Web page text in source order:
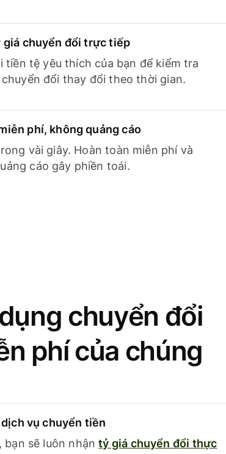
giá chuyển đổi trực tiếp
tiền tệ yêu thích của bạn để kiểm tra
đổi thay đổi theo thời gian.
phí, không quảng cáo
vài giây. Hoàn toàn miễn phí và
cáo gây phiền toái.
chuyển đổi
phí của chúng
vụ chuyển tiền
bạn sẽ luôn nhậntỷ giá chuyển đổi thực